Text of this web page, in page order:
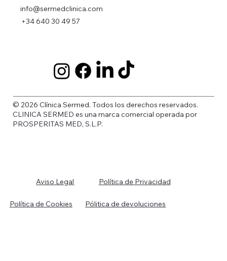
info@sermedclinica.com
+34 640 30 49 57
© 2026 Clínica Sermed. Todos los derechos reservados.
CLINICA SERMED es una marca comercial operada por
PROSPERITAS MED, S.L.P.
Aviso Legal Política de Privacidad
Política de Cookies Pólitica de devoluciones